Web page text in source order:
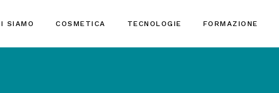
SIAMO COSMETICA TECNOLOGIE FORMAZIONE